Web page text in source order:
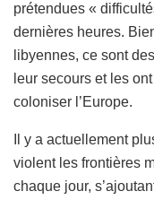
prétendues «
dernières heures.
libyennes, ce sont
leur secours et les
coloniser l’Europe.
Il y a actuellement
violent les frontières
chaque jour,